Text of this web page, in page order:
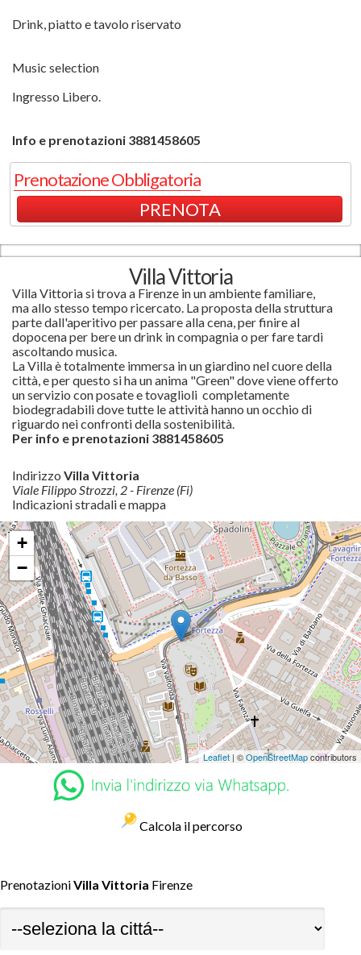
Drink, piatto e tavolo riservato
Music selection
Ingresso Libero.
Info e prenotazioni 3881458605
Prenotazione Obbligatoria
PRENOTA
Villa Vittoria
Villa Vittoria si trova a Firenze in un ambiente familiare,
ma allo stesso tempo ricercato. La proposta della struttura
parte dall'aperitivo per passare alla cena, per finire al
dopocena per bere un drink in compagnia o per fare tardi
ascoltando musica.
La Villa è totalmente immersa in un giardino nel cuore della
città, e per questo si ha un anima "Green" dove viene offerto
un servizio con posate e tovaglioli completamente
biodegradabili dove tutte le attività hanno un occhio di
riguardo nei confronti della sostenibilità.
Per info e prenotazioni 3881458605
Indirizzo Villa Vittoria
Viale Filippo Strozzi, 2 - Firenze (Fi)
Indicazioni stradali e mappa
+
−
Leaflet | ©OpenStreetMapcontributors
Calcola il percorso
PrenotazioniVilla Vittoria Firenze